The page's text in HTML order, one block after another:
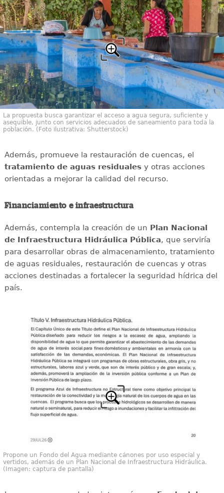
La propuesta busca garantizar el acceso a agua segura, suficiente y
asequible, junto con servicios adecuados de saneamiento para toda la
población. (Foto ilustrativa: Shutterstock)
Además, promueve la restauración de cuencas, el
tratamiento de aguas residualesy otras acciones
orientadas a mejorar la calidad del recurso.
Financiamiento e infraestructura
Además, contempla la creación de un Plan Nacional
de Infraestructura Hidráulica Pública, que serviría
para desarrollar obras de almacenamiento, tratamiento
de aguas residuales, restauración de cuencas y otras
acciones destinadas a fortalecer la seguridad hídrica del
país.
Propone un Fondo del Agua mediante cánones por uso especial y
vertidos, además de un Plan Nacional de Infraestructura Hidráulica.
(Imagen: captura de pantalla)